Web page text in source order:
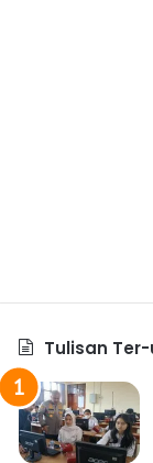
Tulisan